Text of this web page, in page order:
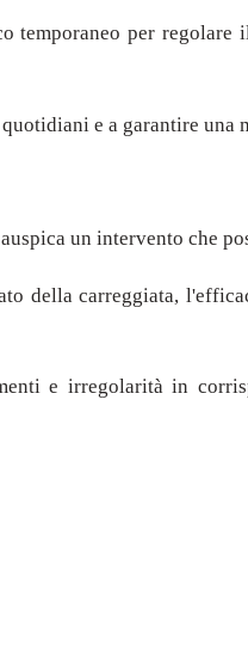
per
e a garantire una
un intervento che
carreggiata,
e irregolarità in